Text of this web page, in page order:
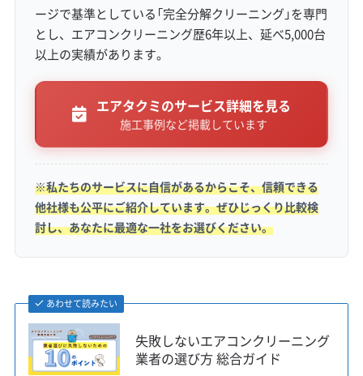
ングがそもそも少なく、見つからないリスクが
あります。道が狭くて家の前まで車を寄せられ
ないことも珍しくありません。こうしたエリア
では、軽自動車で小回りが利き、地域の道に慣
れている業者の方が作業がスムーズに進むこと
が多いです。
監修 宇賀神
同じ市内でも、中央区の「排気ガ
スと湿気が混じった汚れ」と、緑
虫が原因の汚れ」とでは、洗浄の
アプローチが少し変わってきま
す。汚れに合った薬剤を選ばな
ージで基準としている「完全分解クリーニング」を専門
とし、エアコンクリーニング歴6年以上、延べ5,000台
以上の実績があります。
エアタクミのサービス詳細を見る
施工事例など掲載しています
※私たちのサービスに自信があるからこそ、信頼できる
他社様も公平にご紹介しています。ぜひじっくり比較検
討し、あなたに最適な一社をお選びください。
あわせて読みたい
失敗しないエアコンクリーニング
業者の選び方 総合ガイド